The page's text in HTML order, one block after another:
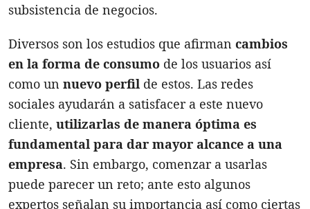
subsistencia de negocios.
Diversos son los estudios que afirman cambios
en la forma de consumo de los usuarios así
como un nuevo perfil de estos. Las redes
sociales ayudarán a satisfacer a este nuevo
cliente, utilizarlas de manera óptima es
fundamental para dar mayor alcance a una
empresa. Sin embargo, comenzar a usarlas
puede parecer un reto; ante esto algunos
expertos señalan su importancia así como ciertas